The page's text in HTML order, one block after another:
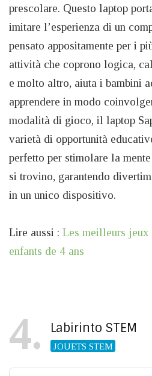
prescolare. Questo laptop
imitare l’esperienza di un
pensato appositamente per i
attività che coprono logica,
e molto altro, aiuta i bambini
apprendere in modo
modalità di gioco, il laptop
varietà di opportunità
perfetto per stimolare la
si trovino, garantendo
in un unico dispositivo.
Lire aussi : Les meilleurs
enfants de 4 ans
4 Labirinto STEM
JOUETS STEM